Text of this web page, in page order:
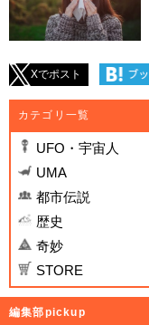
Xでポスト
カテゴリ一覧
UFO・宇宙人
UMA
都市伝説
歴史
奇妙
STORE
編集部pickup